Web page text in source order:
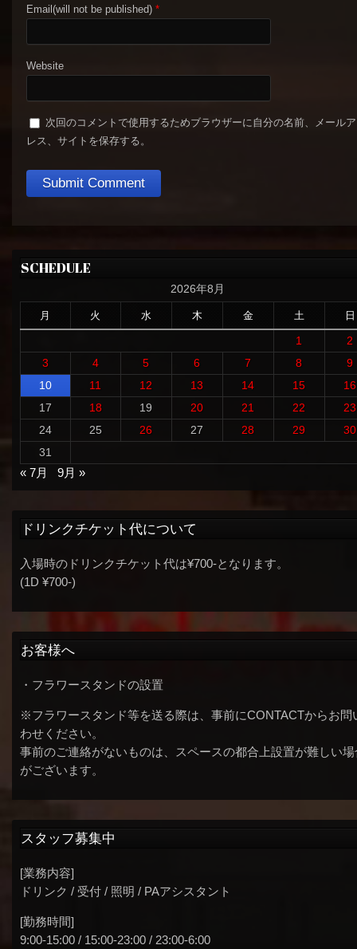
Email(will not be published) *
Website
次回のコメントで使用するためブラウザーに自分の名前、メール
レス、サイトを保存する。
SCHEDULE
2026年8月
月 火 水 木 金 土 日
1
2
3
4 5 6 7 8
9
10
11 12 13 14 15
16
17
18 19 20 21 22
23
24
25 26 27 28 29
30
31
« 7月
9月 »
ドリンクチケット代について
入場時のドリンクチケット代は¥700-となります。
(1D ¥700-)
お客様へ
・フラワースタンドの設置
※フラワースタンド等を送る際は、事前にCONTACTからお問
わせください。
事前のご連絡がないものは、スペースの都合上設置が難しい場
がございます。
スタッフ募集中
[業務内容]
ドリンク / 受付 / 照明 / PAアシスタント
[勤務時間]
9:00-15:00 / 15:00-23:00 / 23:00-6:00